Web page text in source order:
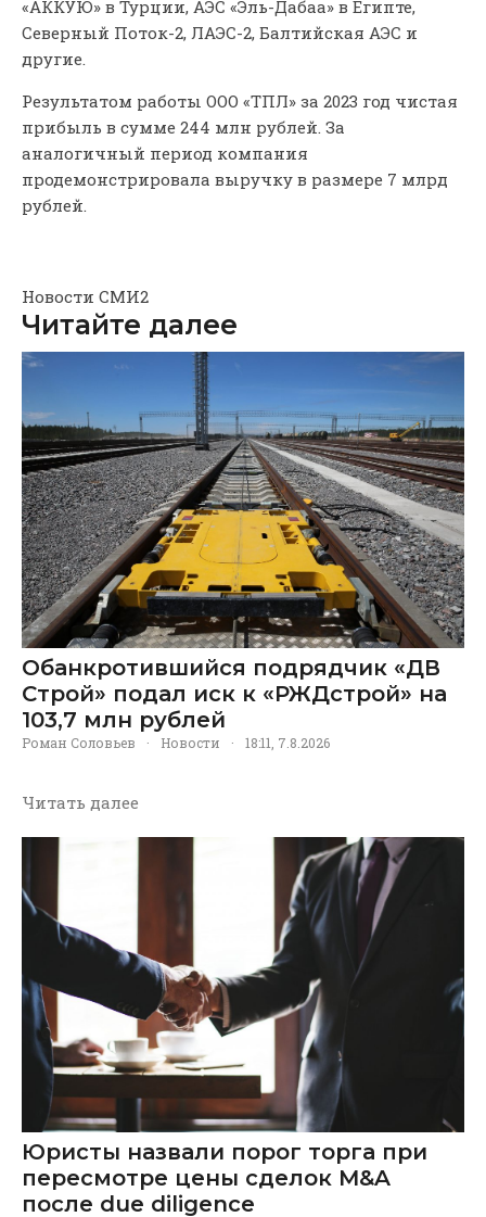
«АККУЮ» в Турции, АЭС «Эль-Дабаа» в Египте,
Северный Поток-2, ЛАЭС-2, Балтийская АЭС и
другие.
Результатом работы ООО «ТПЛ» за 2023 год чистая
прибыль в сумме 244 млн рублей. За
аналогичный период компания
продемонстрировала выручку в размере 7 млрд
рублей.
Новости СМИ2
Читайте далее
Обанкротившийся подрядчик «ДВ
Строй» подал иск к «РЖДстрой» на
103,7 млн рублей
Роман Соловьев · Новости · 18:11, 7.8.2026
Читать далее
Юристы назвали порог торга при
пересмотре цены сделок M&A
после due diligence